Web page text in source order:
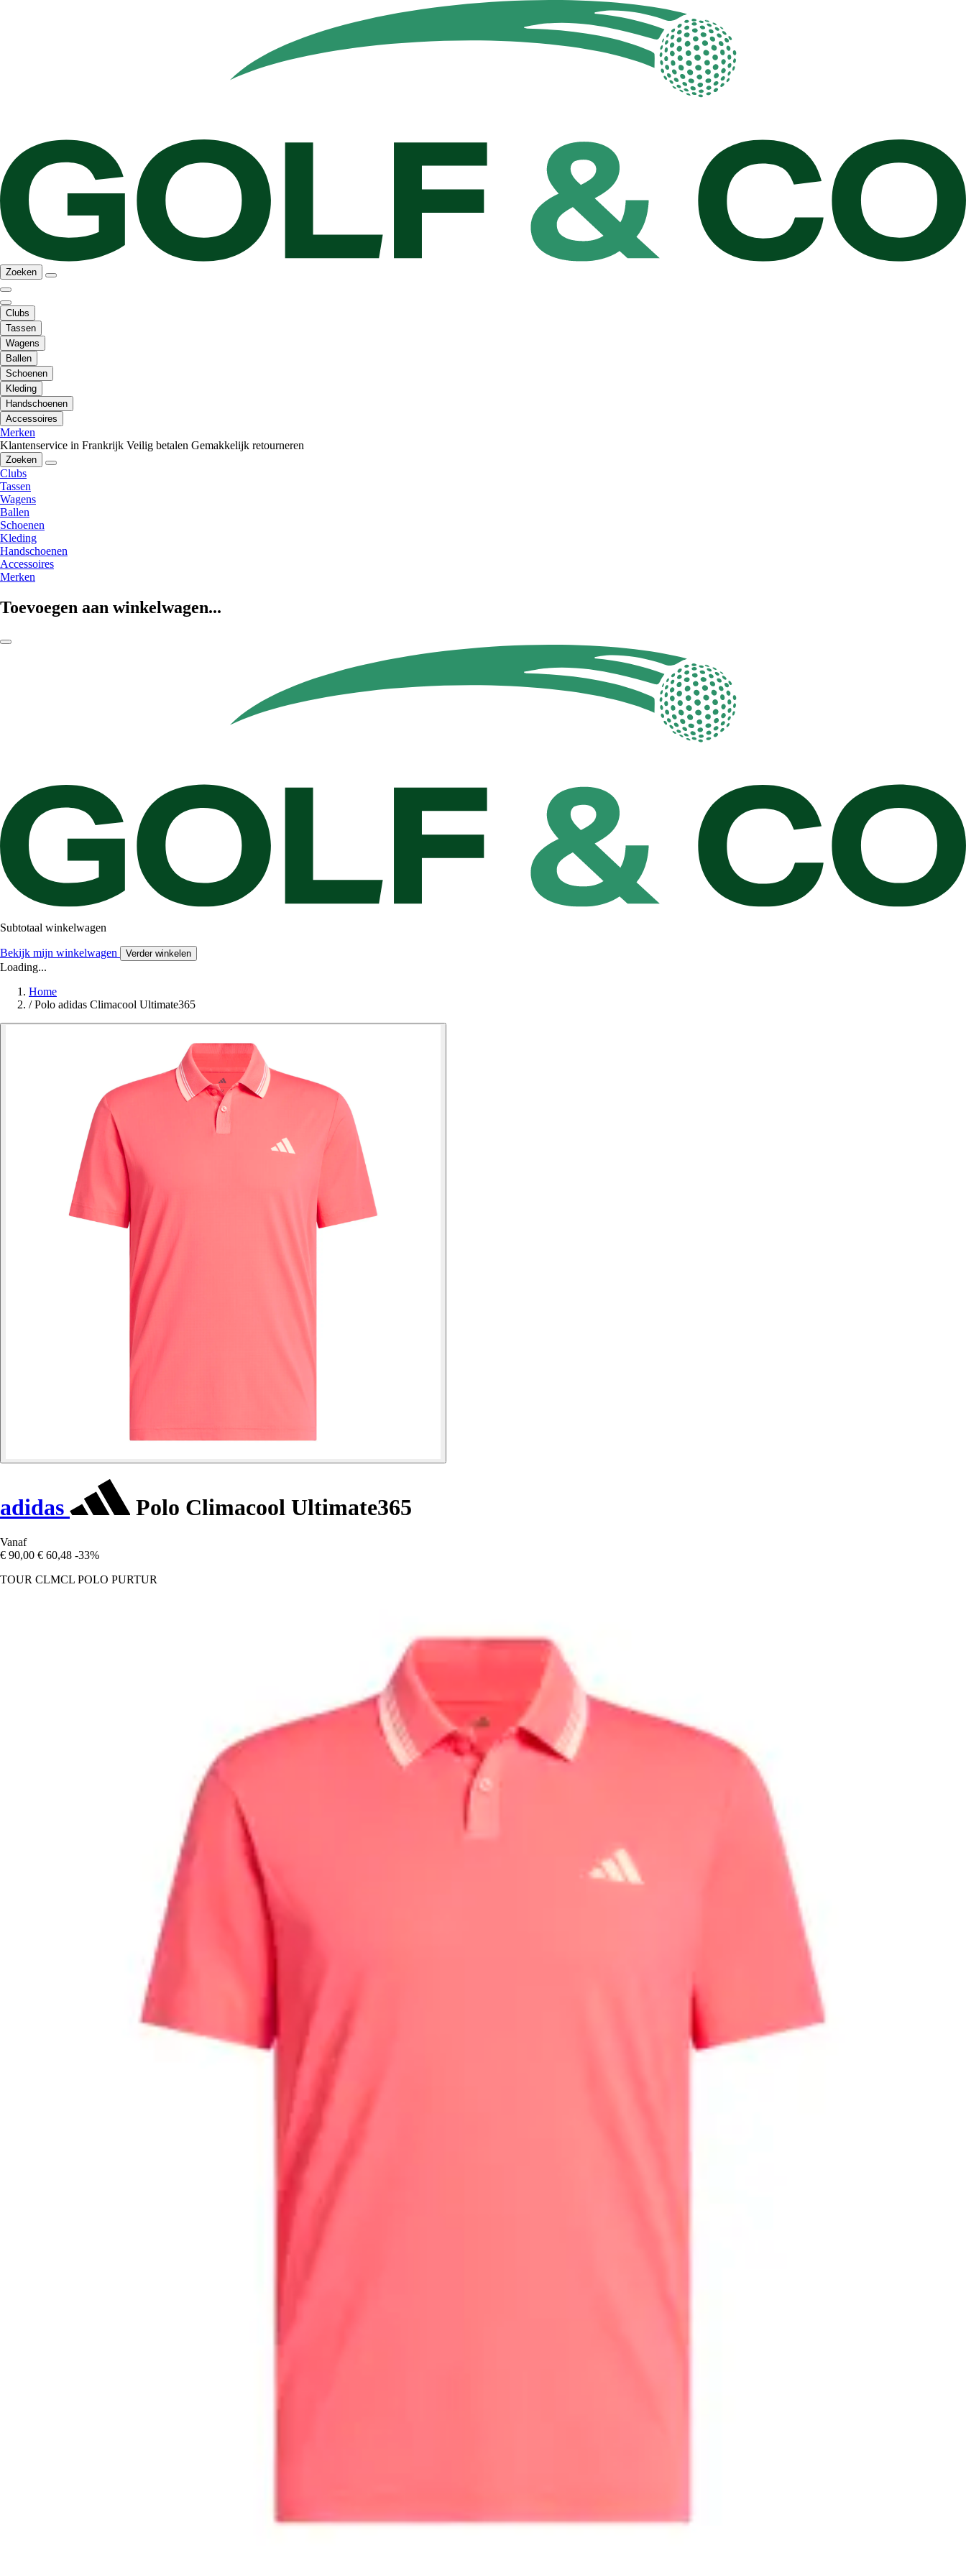
Zoeken
Clubs
Tassen
Wagens
Ballen
Schoenen
Kleding
Handschoenen
Accessoires
Merken
Klantenservice in Frankrijk Veilig betalen Gemakkelijk retourneren
Zoeken
Clubs
Tassen
Wagens
Ballen
Schoenen
Kleding
Handschoenen
Accessoires
Merken
Toevoegen aan winkelwagen...
Subtotaal winkelwagen
Bekijk mijn winkelwagen Verder winkelen
Loading...
Home
/ Polo adidas Climacool Ultimate365
adidas Polo Climacool Ultimate365
Vanaf
€ 90,00 € 60,48 -33%
TOUR CLMCL POLO PURTUR